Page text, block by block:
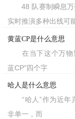
48 队赛制瞬息万
实时推演多种出线可
黄蓝CP是什么意思
在当下这个万物
蓝CP"四个字
哈人是什么意思
“哈人”作为近年
非单一，而